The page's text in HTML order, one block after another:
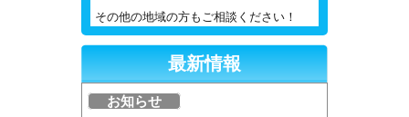
その他の地域の方もご相談ください！
最新情報
お知らせ